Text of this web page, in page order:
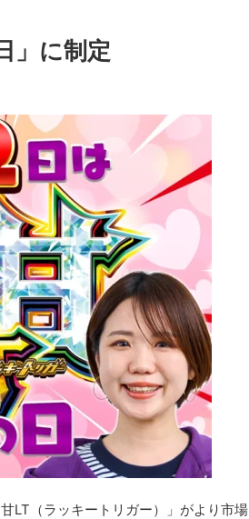
」に制定
LT（ラッキートリガー）」がより市場